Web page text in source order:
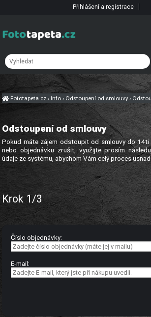
Fototapeta.cz› Info › Odstoupení od smlouvy›
Odstoupení od smlouvy
Pokud máte zájem odstoupit od smlouvy do
nebo objednávku zrušit, využijte prosím
údaje ze systému, abychom Vám celý proces
Krok 1/3
Číslo objednávky:
E-mail:
Přihlášení a registrace